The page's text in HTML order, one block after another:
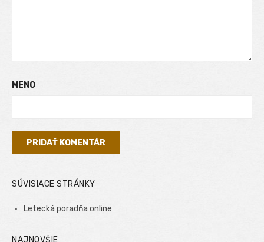
MENO
SÚVISIACE STRÁNKY
Letecká poradňa online
NAJNOVŠIE